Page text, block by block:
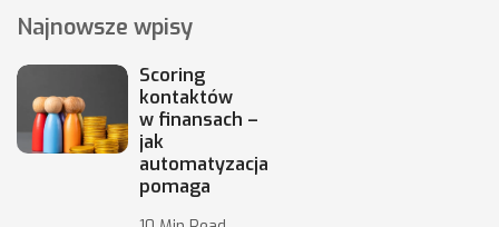
Najnowsze wpisy
Scoring
kontaktów
w finansach –
jak
automatyzacja
pomaga